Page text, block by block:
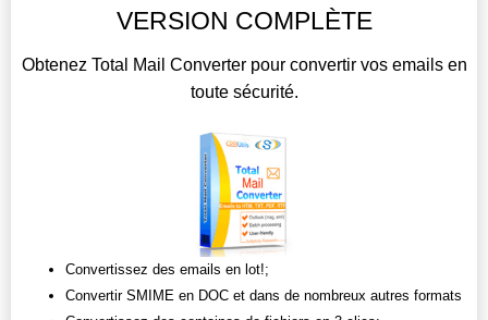
VERSION COMPLÈTE
Obtenez Total Mail Converter pour convertir vos emails en
toute sécurité.
Convertissez des emails en lot!;
Convertir SMIME en DOC et dans de nombreux autres formats